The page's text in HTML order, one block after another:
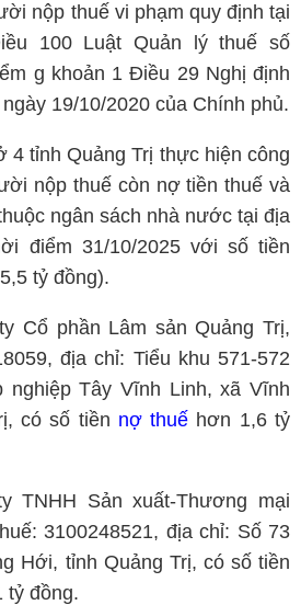
nộp thuế vi phạm quy định tại
100 Luật Quản lý thuế số
g khoản 1 Điều 29 Nghị định
19/10/2020 của Chính phủ.
4 tỉnh Quảng Trị thực hiện công
nộp thuế còn nợ tiền thuế và
ngân sách nhà nước tại địa
điểm 31/10/2025 với số tiền
tỷ đồng).
Cổ phần Lâm sản Quảng Trị,
địa chỉ: Tiểu khu 571-572
nghiệp Tây Vĩnh Linh, xã Vĩnh
có số tiền nợ thuế hơn 1,6 tỷ
TNHH Sản xuất-Thương mại
3100248521, địa chỉ: Số 73
Hới, tỉnh Quảng Trị, có số tiền
tỷ đồng.